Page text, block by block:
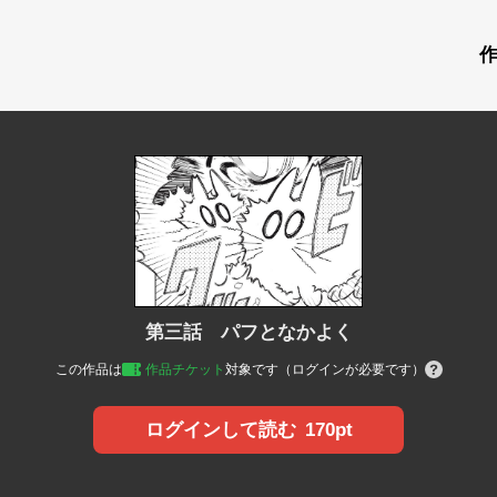
第三話 パフとなかよく
この作品は 作品チケット 対象です（ログインが必要です）
ログインして読む 170pt